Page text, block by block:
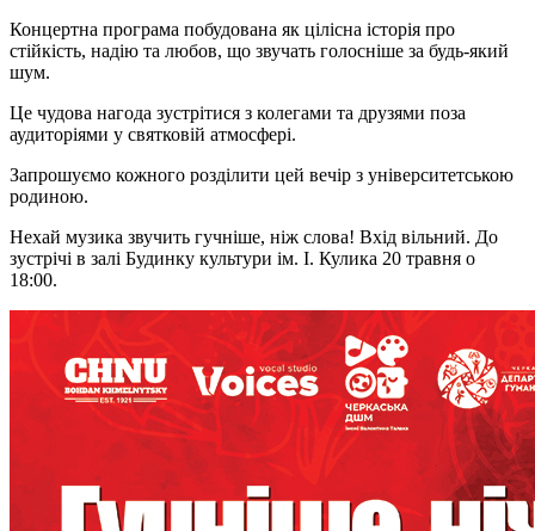
Концертна програма побудована як цілісна історія про
стійкість, надію та любов, що звучать голосніше за будь-який
шум.
Це чудова нагода зустрітися з колегами та друзями поза
аудиторіями у святковій атмосфері.
Запрошуємо кожного розділити цей вечір з університетською
родиною.
Нехай музика звучить гучніше, ніж слова! Вхід вільний. До
зустрічі в залі Будинку культури ім. І. Кулика 20 травня о
18:00.